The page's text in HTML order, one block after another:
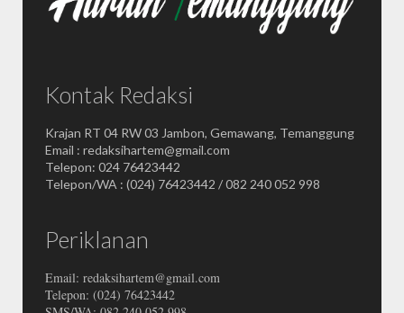
Kontak Redaksi
Krajan RT 04 RW 03 Jambon, Gemawang, Temanggung
Email : redaksihartem@gmail.com
Telepon: 024 76423442
Telepon/WA : (024) 76423442 / 082 240 052 998
Periklanan
Email: redaksihartem@gmail.com
Telepon: (024) 76423442